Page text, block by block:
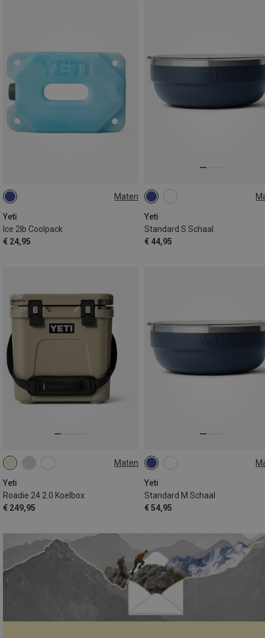
Maten
Yeti
Ice 2lb Coolpack
€ 24,95
ONE SIZE
Yeti
Standard S Schaal
€ 44,95
946ML
Maten
Yeti
Roadie 24 2.0 Koelbox
€ 249,95
24L
Yeti
Standard M Schaal
€ 54,95
1.89L